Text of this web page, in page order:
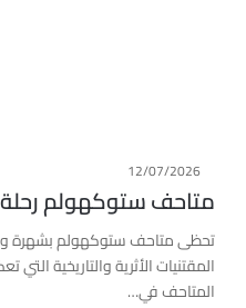
12/07/2026
متاحف ستوكهولم رحلة
تحظى متاحف ستوكهولم بشهرة
المقتنيات الأثرية والتاريخية
المتاحف في…